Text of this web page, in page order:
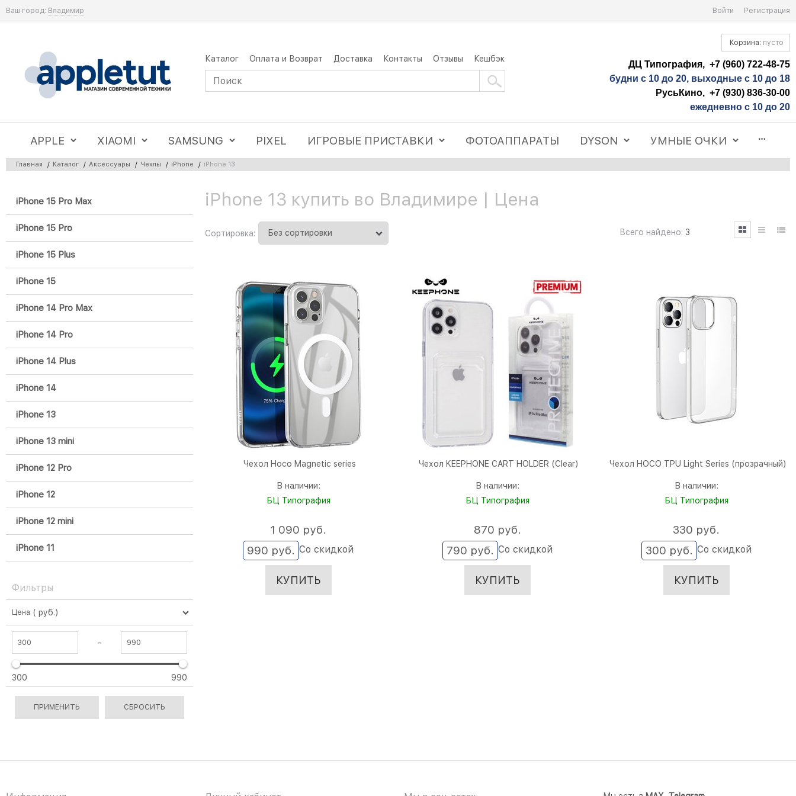
Ваш город: Владимир Войти Регистрация
Каталог Оплата и Возврат Доставка Контакты Отзывы Кешбэк
Корзина: пусто
ДЦ Типография, +7 (960) 722-48-75
будни с 10 до 20, выходные с 10 до 18
РусьКино, +7 (930) 836-30-00
ежедневно с 10 до 20
APPLE XIAOMI SAMSUNG PIXEL ИГРОВЫЕ ПРИСТАВКИ ФОТОАППАРАТЫ DYSON УМНЫЕ ОЧКИ
Главная / Каталог / Аксессуары / Чехлы / iPhone / iPhone 13
iPhone 15 Pro Max
iPhone 15 Pro
iPhone 15 Plus
iPhone 15
iPhone 14 Pro Max
iPhone 14 Pro
iPhone 14 Plus
iPhone 14
iPhone 13
iPhone 13 mini
iPhone 12 Pro
iPhone 12
iPhone 12 mini
iPhone 11
Фильтры
Цена ( руб.)
-
300 990
Найдено товаров: iPhone 13 купить во Владимире | Цена
Сортировка: Всего найдено: 3
Чехол Hoco Magnetic series
В наличии:
БЦ Типография
990 руб. Со скидкой
1 090 руб.
КУПИТЬ
Чехол KEEPHONE CART HOLDER (Clear)
В наличии:
БЦ Типография
790 руб. Со скидкой
870 руб.
КУПИТЬ
Чехол HOCO TPU Light Series (прозрачный)
В наличии:
БЦ Типография
300 руб. Со скидкой
330 руб.
КУПИТЬ